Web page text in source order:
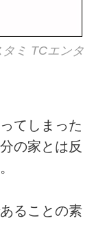
ミ TCエンタ
てしまった
の家とは反
ることの素